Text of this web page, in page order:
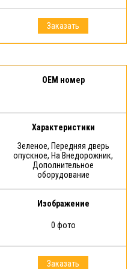
Заказать
OEM номер
Характеристики
Зеленое, Передняя дверь
опускное, На Внедорожник,
Дополнительное
оборудование
Изображение
0 фото
Заказать